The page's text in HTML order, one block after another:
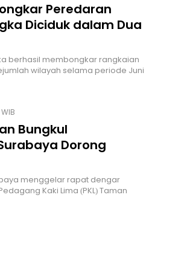
Peredaran
Diciduk dalam Dua
berhasil membongkar rangkaian
wilayah selama periode Juni
Bungkul
Dorong
menggelar rapat dengar
Kaki Lima (PKL) Taman